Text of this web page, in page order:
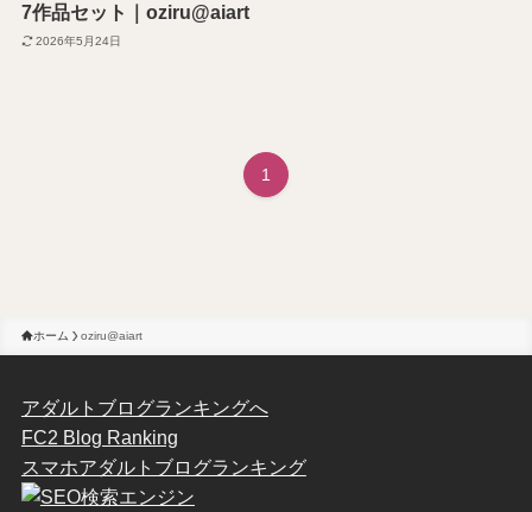
7作品セット｜oziru@aiart
2026年5月24日
1
ホーム oziru@aiart
アダルトブログランキングへ
FC2 Blog Ranking
スマホアダルトブログランキング